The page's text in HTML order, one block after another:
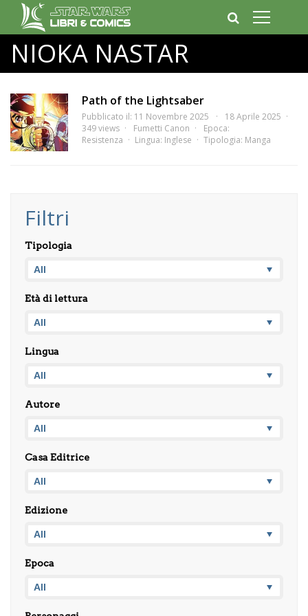
NIOKA NASTAR
Path of the Lightsaber
Pubblicato il: 11 Novembre 2025
18 Aprile 2025
349 views
Fumetti Canon
Epoca:
Resistenza
Lingua: Inglese Tipologia: Manga
Filtri
Tipologia
Età di lettura
Lingua
Autore
Casa Editrice
Edizione
Epoca